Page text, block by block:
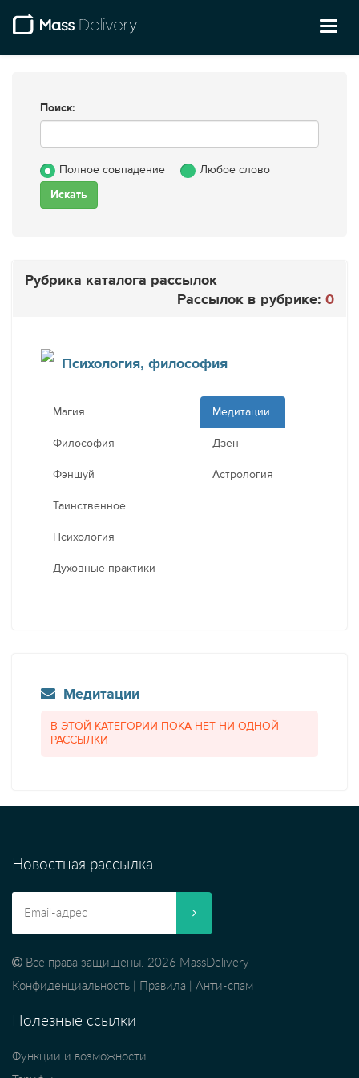
Поиск:
Полное совпадение Любое слово
Рубрика каталога рассылок
Рассылок в рубрике: 0
Психология, философия
Магия
Философия
Фэншуй
Таинственное
Психология
Духовные практики
Медитации
Дзен
Астрология
Медитации
В ЭТОЙ КАТЕГОРИИ ПОКА НЕТ НИ ОДНОЙ
РАССЫЛКИ
Новостная рассылка
Все права защищены. 2026 MassDelivery
Конфиденциальность
Правила Анти-спам
Полезные ссылки
Функции и возможности